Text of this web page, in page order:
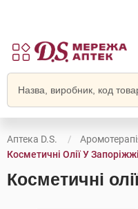
Аптека D.S.
Косметичні Олії У Запоріжжі
Косметичні